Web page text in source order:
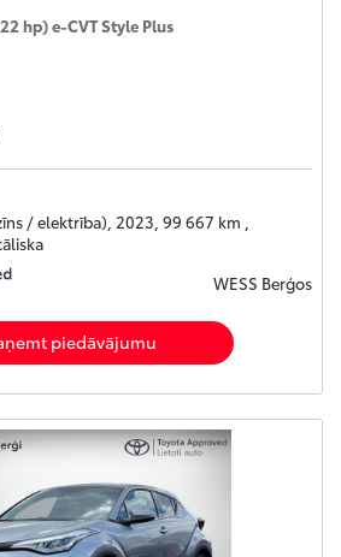
hp) e-CVT Style Plus
/ elektrība), 2023, 99 667 km ,
WESS Berģos
piedāvājumu